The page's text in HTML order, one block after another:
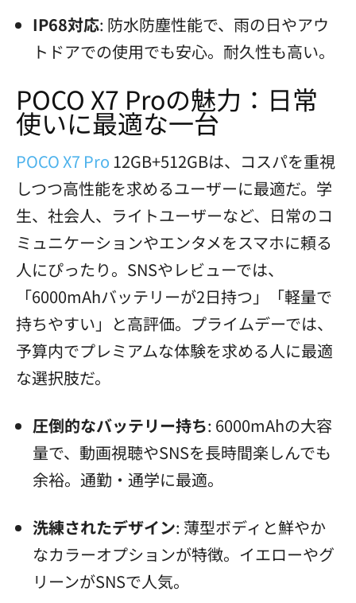
IP68対応: 防水防塵性能で、雨の日やアウ
トドアでの使用でも安心。耐久性も高い。
POCO X7 Proの魅力：日常
使いに最適な一台
POCO X7 Pro 12GB+512GBは、コスパを重視
しつつ高性能を求めるユーザーに最適だ。学
生、社会人、ライトユーザーなど、日常のコ
ミュニケーションやエンタメをスマホに頼る
人にぴったり。SNSやレビューでは、
「6000mAhバッテリーが2日持つ」「軽量で
持ちやすい」と高評価。プライムデーでは、
予算内でプレミアムな体験を求める人に最適
な選択肢だ。
圧倒的なバッテリー持ち: 6000mAhの大容
量で、動画視聴やSNSを長時間楽しんでも
余裕。通勤・通学に最適。
洗練されたデザイン: 薄型ボディと鮮やか
なカラーオプションが特徴。イエローやグ
リーンがSNSで人気。